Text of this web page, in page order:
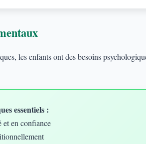
les enfants ont des besoins
essentiels :
et en confiance